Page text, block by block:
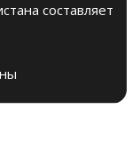
составляет